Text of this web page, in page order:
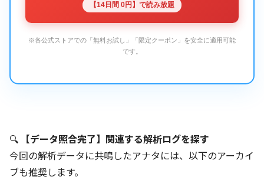
【14日間 0円】で読み放題
※各公式ストアでの「無料お試し」「限定クーポン」を安全に適用可能
です。
🔍 【データ照合完了】関連する解析ログを探す
今回の解析データに共鳴したアナタには、以下のアーカイ
ブも推奨します。